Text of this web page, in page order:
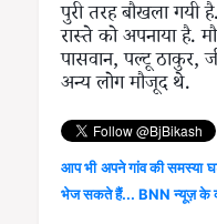
पुरी तरह बौखला
रास्ते को अपनाया है.
पासवान, पल्टू ठाकुर,
अन्य लोग मौजूद थे.
आप भी अपने गांव की
भेज सकते हैं... BNN न्यूज़ के